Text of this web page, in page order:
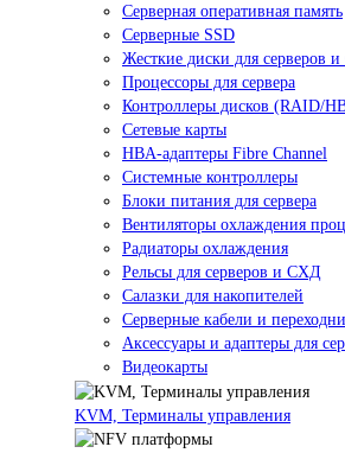
Серверная оперативная память
Серверные SSD
Жесткие диски для серверов
Процессоры для сервера
Контроллеры дисков (RAID/
Сетевые карты
HBA-адаптеры Fibre Channel
Системные контроллеры
Блоки питания для сервера
Вентиляторы охлаждения
Радиаторы охлаждения
Рельсы для серверов и СХД
Салазки для накопителей
Серверные кабели и
Аксессуары и адаптеры для
Видеокарты
KVM, Терминалы управления